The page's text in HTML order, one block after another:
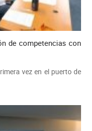
de competencias con
vez en el puerto de